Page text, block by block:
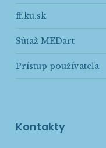
ff.ku.sk
Súťaž MEDart
Prístup používateľa
Kontakty